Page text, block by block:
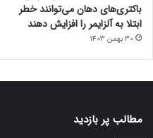
باکتری‌های دهان می‌توانند خطر
ابتلا به آلزایمر را افزایش دهند
30 بهمن 1403
مطالب پر بازدید